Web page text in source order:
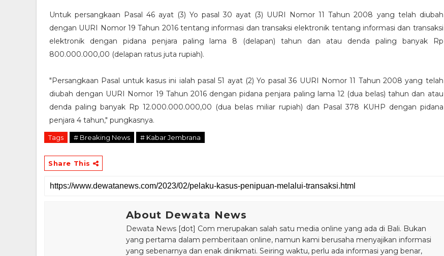
Untuk persangkaan Pasal 46 ayat (3) Yo pasal 30 ayat (3) UURI Nomor 11 Tahun 2008 yang telah diubah
dengan UURI Nomor 19 Tahun 2016 tentang informasi dan transaksi elektronik tentang informasi dan transaksi
elektronik dengan pidana penjara paling lama 8 (delapan) tahun dan atau denda paling banyak Rp
800.000.000,00 (delapan ratus juta rupiah).
"Persangkaan Pasal untuk kasus ini ialah pasal 51 ayat (2) Yo pasal 36 UURI Nomor 11 Tahun 2008 yang telah
diubah dengan UURI Nomor 19 Tahun 2016 dengan pidana penjara paling lama 12 (dua belas) tahun dan atau
denda paling banyak Rp 12.000.000.000,00 (dua belas miliar rupiah) dan Pasal 378 KUHP dengan pidana
penjara 4 tahun," pungkasnya.
Tags # Breaking News # Kabar Jembrana
Share This
About Dewata News
Dewata News [dot] Com merupakan salah satu media online yang ada di Bali. Bukan
yang pertama dalam pemberitaan online, namun kami berusaha menyajikan informasi
yang sebenarnya dan enak dinikmati. Seiring waktu, perlu ada informasi yang benar,